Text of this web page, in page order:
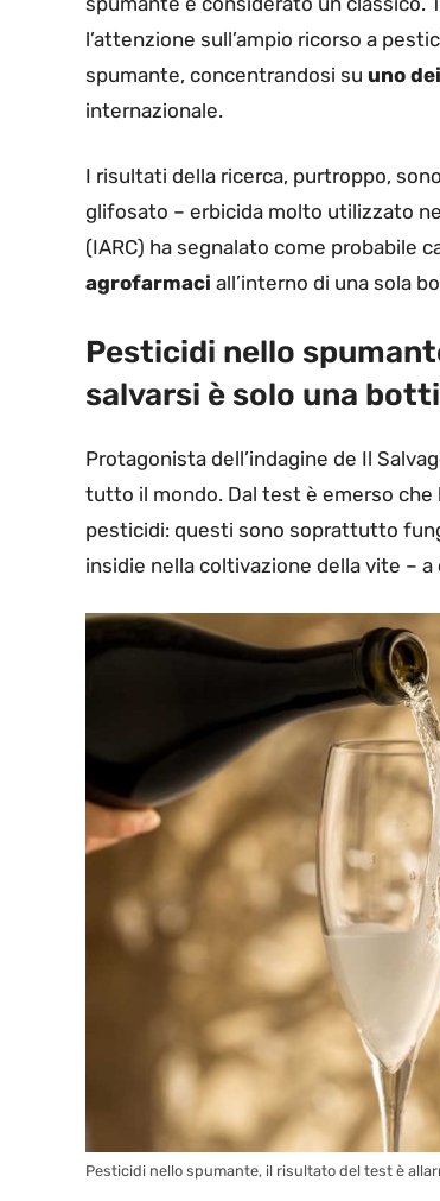
l’attenzione sull’ampio ricorso a
spumante, concentrandosi su uno
internazionale.
I risultati della ricerca, purtroppo,
glifosato – erbicida molto utilizzato
(IARC) ha segnalato come probabile
agrofarmaci all’interno di una sola
Pesticidi nello
salvarsi è solo una
Protagonista dell’indagine de Il
tutto il mondo. Dal test è emerso
pesticidi: questi sono soprattutto
insidie nella coltivazione della vite –
Pesticidi nello spumante, il risultato del test è